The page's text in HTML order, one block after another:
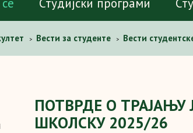
Студијски програми
> Вести за студенте > Вести
ПОТВРДЕ О ТРАЈАЊУ
ШКОЛСКУ 2025/26